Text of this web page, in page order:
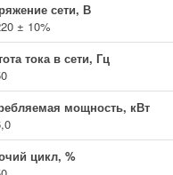
сети, В
± 10%
тока в сети, Гц
мощность, кВт
цикл, %